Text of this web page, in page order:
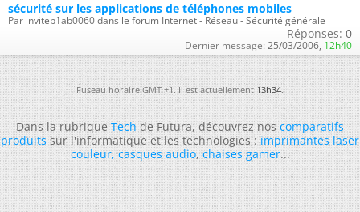
sécurité sur les applications de téléphones mobiles
Par inviteb1ab0060 dans le forum Internet - Réseau - Sécurité générale
Réponses: 0
Dernier message: 25/03/2006, 12h40
Fuseau horaire GMT +1. Il est actuellement13h34.
Dans la rubriqueTechde Futura, découvrez noscomparatifs
produitssur l'informatique et les technologies :imprimantes laser
couleur,casques audio,chaises gamer...